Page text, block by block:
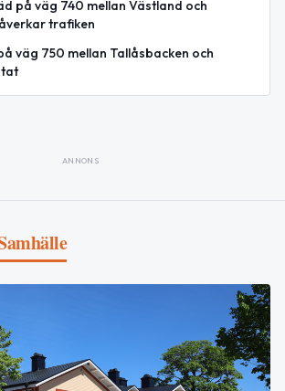
på väg 740 mellan Västland och
trafiken
väg 750 mellan Tallåsbacken och
ANNONS